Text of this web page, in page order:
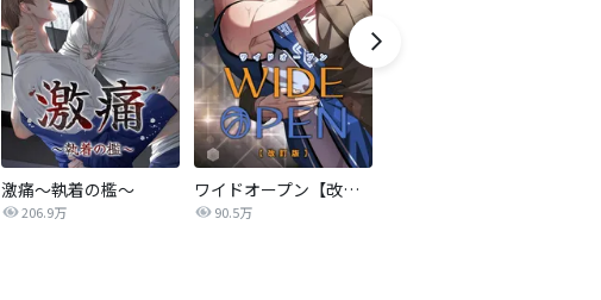
激痛～執着の檻～
206.9万
ワイドオープン【改訂版】
90.5万